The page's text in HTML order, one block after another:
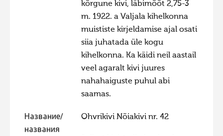
Фотоконкурс 2015
Фотоконкурс 2014
Фотоконкурс 2012
Фотоконкурс 2011
Фотоконкурс 2010
Фотоконкурс 2009
kõrgune kivi, läbimõõt 2,75-3
m. 1922. a Valjala kihelkonna
muististe kirjeldamise ajal osati
siia juhatada üle kogu
kihelkonna. Ka käidi neil aastail
veel agaralt kivi juures
nahahaiguste puhul abi
saamas.
Название/
названия
Ohvrikivi Nõiakivi nr. 42